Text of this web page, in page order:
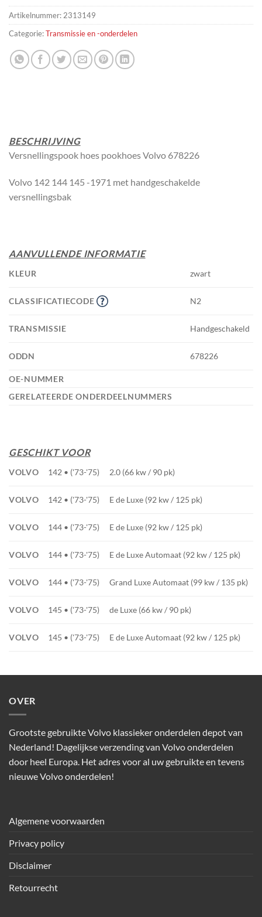
Artikelnummer: 2313149
Categorie:Transmissie en -onderdelen
BESCHRIJVING
Versnellingspook hoes pookhoes Volvo 678226
Volvo 142 144 145 -1971 met handgeschakelde
versnellingsbak
AANVULLENDE INFORMATIE
KLEUR zwart
CLASSIFICATIECODE N2
TRANSMISSIE Handgeschakeld
ODDN 678226
OE-NUMMER
GERELATEERDE ONDERDEELNUMMERS
GESCHIKT VOOR
VOLVO 142 • ('73-'75) 2.0 (66 kw / 90 pk)
VOLVO 142 • ('73-'75) E de Luxe (92 kw / 125 pk)
VOLVO 144 • ('73-'75) E de Luxe (92 kw / 125 pk)
VOLVO 144 • ('73-'75) E de Luxe Automaat (92 kw / 125 pk)
VOLVO 144 • ('73-'75) Grand Luxe Automaat (99 kw / 135 pk)
VOLVO 145 • ('73-'75) de Luxe (66 kw / 90 pk)
VOLVO 145 • ('73-'75) E de Luxe Automaat (92 kw / 125 pk)
OVER
Grootste gebruikte Volvo klassieker onderdelen depot van
Nederland! Dagelijkse verzending van Volvo onderdelen
door heel Europa. Het adres voor al uw gebruikte en tevens
nieuwe Volvo onderdelen!
Algemene voorwaarden
Privacy policy
Disclaimer
Retourrecht